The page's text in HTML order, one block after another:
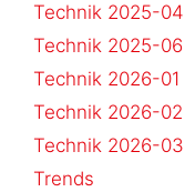
Technik 2025-04
Technik 2025-06
Technik 2026-01
Technik 2026-02
Technik 2026-03
Trends